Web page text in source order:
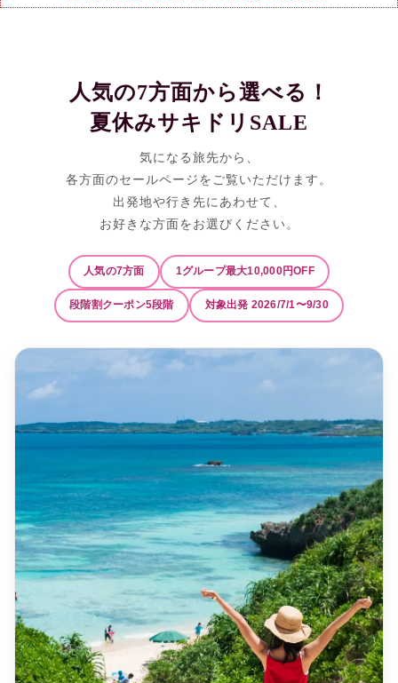
人気の7方面から選べる！
夏休みサキドリSALE
気になる旅先から、
各方面のセールページをご覧いただけます。
出発地や行き先にあわせて、
お好きな方面をお選びください。
人気の7方面 1グループ最大10,000円OFF
段階割クーポン5段階 対象出発 2026/7/1〜9/30